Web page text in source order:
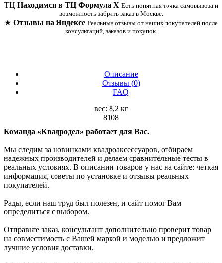
ТЦ Находимся в ТЦ Формула Х Есть понятная точка самовывоза и
возможность забрать заказ в Москве.
★ Отзывы на Яндексе Реальные отзывы от наших покупателей после
консультаций, заказов и покупок.
Описание
Отзывы (0)
FAQ
вес: 8,2 кг
8108
Команда «Квадродел» работает для Вас.
Мы следим за новинками квадроаксессуаров, отбираем
надежных производителей и делаем сравнительные тесты в
реальных условиях. В описании товаров у нас на сайте: четкая
информация, советы по установке и отзывы реальных
покупателей.
Рады, если наш труд был полезен, и сайт помог Вам
определиться с выбором.
Отправьте заказ, консультант дополнительно проверит товар
на совместимость с Вашей маркой и моделью и предложит
лучшие условия доставки.